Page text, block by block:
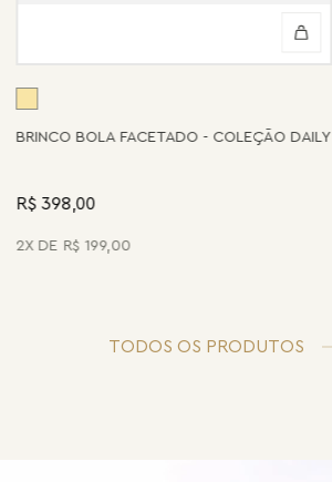
BRINCO BOLA FACETADO - COLEÇÃO DAILY
R$ 398,00
2 R$ 199,00
TODOS OS PRODUTOS